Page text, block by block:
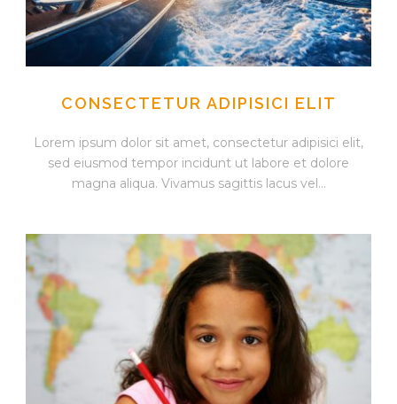
CONSECTETUR ADIPISICI ELIT
Lorem ipsum dolor sit amet, consectetur adipisici elit,
sed eiusmod tempor incidunt ut labore et dolore
magna aliqua. Vivamus sagittis lacus vel...